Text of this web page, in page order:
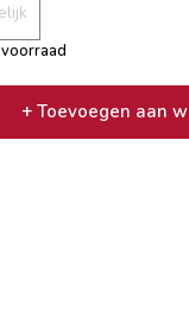
+ Toevoegen aan